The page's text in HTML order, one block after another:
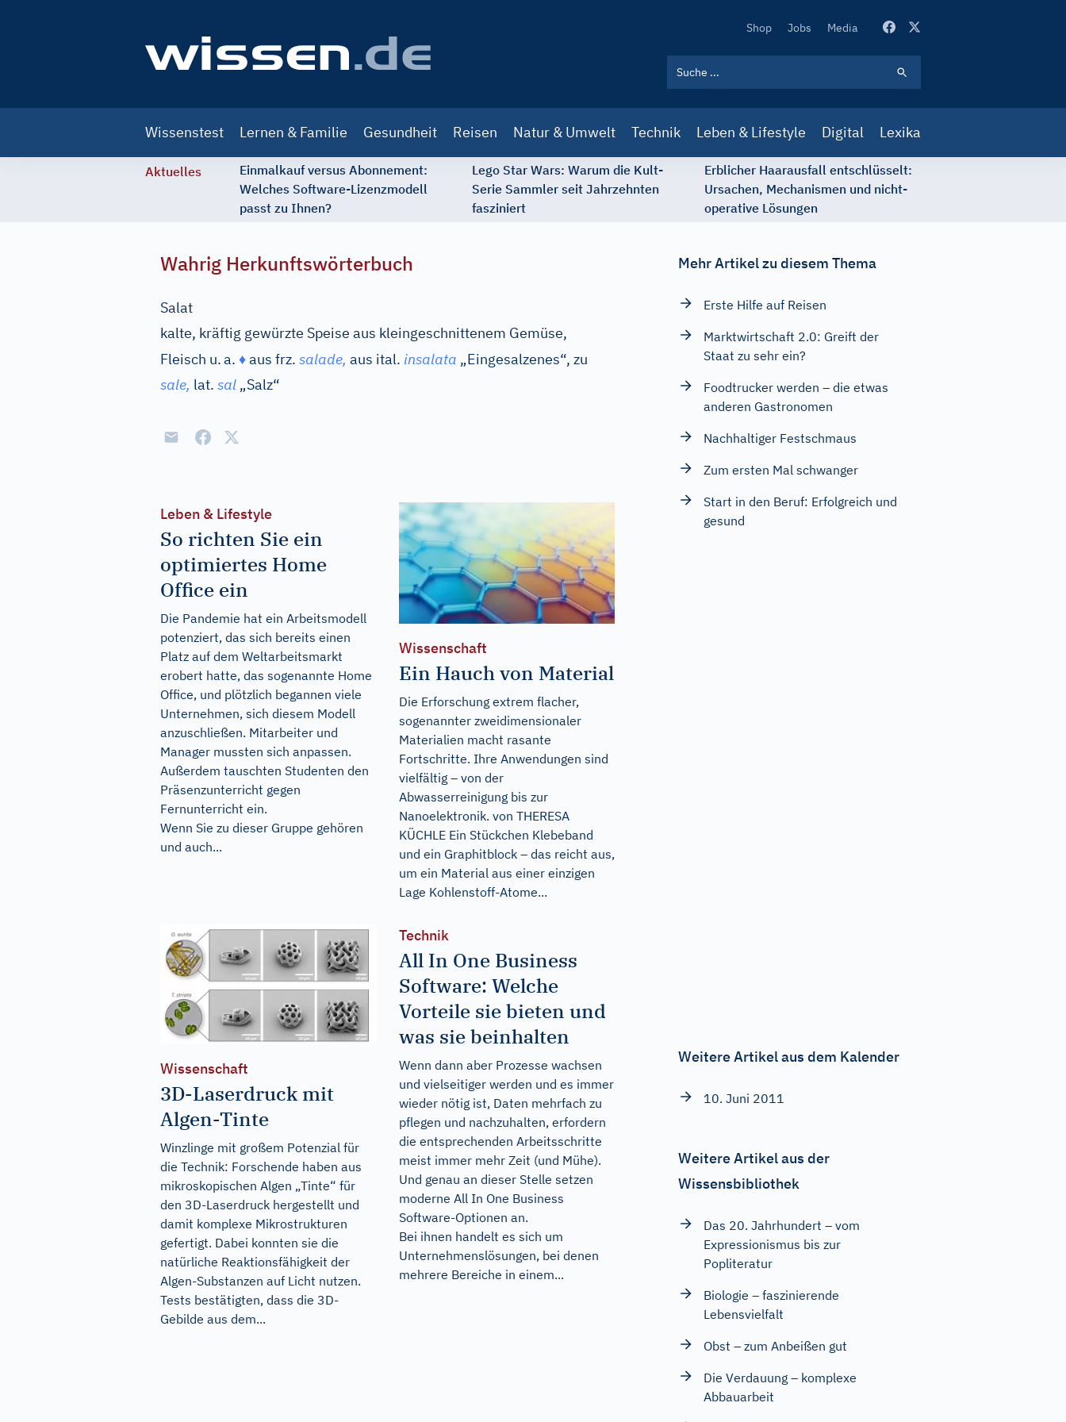
Secondary
Shop Jobs Media
navigation
Wissenstest Lernen & Familie Gesundheit Reisen Natur & Umwelt Technik Leben & Lifestyle Digital Lexika
Aktuelles
Einmalkauf versus Abonnement:
Welches Software-Lizenzmodell
passt zu Ihnen?
Lego Star Wars: Warum die Kult-
Serie Sammler seit Jahrzehnten
fasziniert
Erblicher Haarausfall entschlüsselt:
Ursachen, Mechanismen und nicht-
operative Lösungen
Wahrig Herkunftswörterbuch
Salat
kalte, kräftig gewürzte Speise aus kleingeschnittenem Gemüse,
Fleisch u.a. ♦aus frz. salade, aus ital. insalata „Eingesalzenes“, zu
sale, lat. sal „Salz“
Leben & Lifestyle
So richten Sie ein
optimiertes Home
Office ein
Die Pandemie hat ein Arbeitsmodell
potenziert, das sich bereits einen
Platz auf dem Weltarbeitsmarkt
erobert hatte, das sogenannte Home
Office, und plötzlich begannen viele
Unternehmen, sich diesem Modell
anzuschließen. Mitarbeiter und
Manager mussten sich anpassen.
Außerdem tauschten Studenten den
Präsenzunterricht gegen
Fernunterricht ein.
Wenn Sie zu dieser Gruppe gehören
und auch...
Wissenschaft
Ein Hauch von Material
Die Erforschung extrem flacher,
sogenannter zweidimensionaler
Materialien macht rasante
Fortschritte. Ihre Anwendungen sind
vielfältig – von der
Abwasserreinigung bis zur
Nanoelektronik. von THERESA
KÜCHLE Ein Stückchen Klebeband
und ein Graphitblock – das reicht aus,
um ein Material aus einer einzigen
Lage Kohlenstoff-Atome...
Wissenschaft
3D-Laserdruck mit
Algen-Tinte
Winzlinge mit großem Potenzial für
die Technik: Forschende haben aus
mikroskopischen Algen „Tinte“ für
den 3D-Laserdruck hergestellt und
damit komplexe Mikrostrukturen
gefertigt. Dabei konnten sie die
natürliche Reaktionsfähigkeit der
Algen-Substanzen auf Licht nutzen.
Tests bestätigten, dass die 3D-
Gebilde aus dem...
Technik
All In One Business
Software: Welche
Vorteile sie bieten und
was sie beinhalten
Wenn dann aber Prozesse wachsen
und vielseitiger werden und es immer
wieder nötig ist, Daten mehrfach zu
pflegen und nachzuhalten, erfordern
die entsprechenden Arbeitsschritte
meist immer mehr Zeit (und Mühe).
Und genau an dieser Stelle setzen
moderne All In One Business
Software-Optionen an.
Bei ihnen handelt es sich um
Unternehmenslösungen, bei denen
mehrere Bereiche in einem...
Mehr Artikel zu diesem Thema
Erste Hilfe auf Reisen
Marktwirtschaft 2.0: Greift der
Staat zu sehr ein?
Foodtrucker werden – die etwas
anderen Gastronomen
Nachhaltiger Festschmaus
Zum ersten Mal schwanger
Start in den Beruf: Erfolgreich und
gesund
Weitere Artikel aus dem Kalender
10. Juni 2011
Weitere Artikel aus der
Wissensbibliothek
Das 20. Jahrhundert – vom
Expressionismus bis zur
Popliteratur
Biologie – faszinierende
Lebensvielfalt
Obst – zum Anbeißen gut
Die Verdauung – komplexe
Abbauarbeit